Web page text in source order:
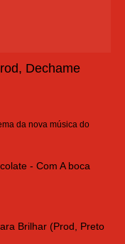
Dechame
da nova música do
- Com A boca
Brilhar (Prod, Preto